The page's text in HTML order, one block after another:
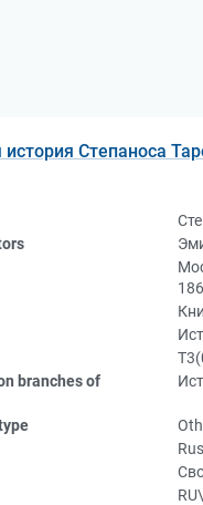
Степаноса
branches of